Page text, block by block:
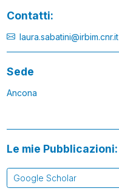
Contatti:
laura.sabatini@irbim.cnr.it
Sede
Ancona
Le mie Pubblicazioni:
Google Scholar